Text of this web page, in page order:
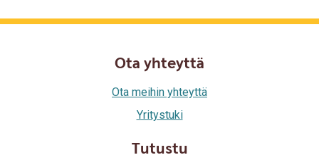
Ota yhteyttä
Ota meihin yhteyttä
Yritystuki
Tutustu